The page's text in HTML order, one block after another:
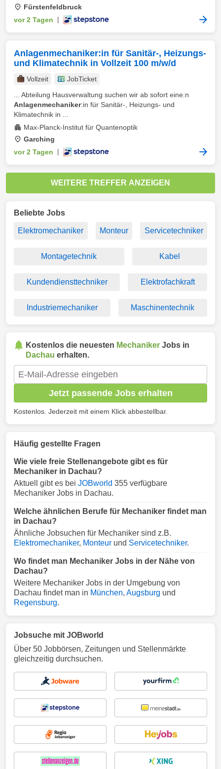
Fürstenfeldbruck
vor 2 Tagen
Anlagenmechaniker:in für Sanitär-, Heizungs-
und Klimatechnik in Vollzeit 100 m/w/d
Vollzeit
JobTicket
... Abteilung Hausverwaltung suchen wir ab sofort eine:n
Anlagenmechaniker:in für Sanitär-, Heizungs- und
Klimatechnik in ...
Max-Planck-Institut für Quantenoptik
Garching
vor 2 Tagen
WEITERE TREFFER ANZEIGEN
Beliebte Jobs
Elektromechaniker Monteur Servicetechniker
Montagetechnik Kabel
Kundendiensttechniker Elektrofachkraft
Industriemechaniker Maschinentechnik
Kostenlos die neuesten Mechaniker Jobs in
Dachau erhalten.
Jetzt passende Jobs erhalten
Kostenlos. Jederzeit mit einem Klick abbestellbar.
Häufig gestellte Fragen
Wie viele freie Stellenangebote gibt es für
Mechaniker in Dachau?
Aktuell gibt es bei JOBworld 355 verfügbare
Mechaniker Jobs in Dachau.
Welche ähnlichen Berufe für Mechaniker findet man
in Dachau?
Ähnliche Jobsuchen für Mechaniker sind z.B.
Elektromechaniker, Monteur und Servicetechniker.
Wo findet man Mechaniker Jobs in der Nähe von
Dachau?
Weitere Mechaniker Jobs in der Umgebung von
Dachau findet man in München, Augsburg und
Regensburg.
Jobsuche mit JOBworld
Über 50 Jobbörsen, Zeitungen und Stellenmärkte
gleichzeitig durchsuchen.